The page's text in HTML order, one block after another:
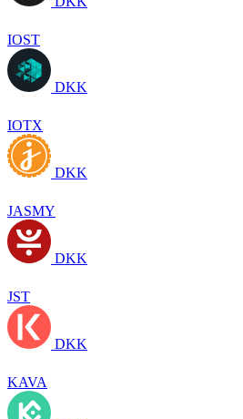
IOST
DKK
IOTX
DKK
JASMY
DKK
JST
DKK
KAVA